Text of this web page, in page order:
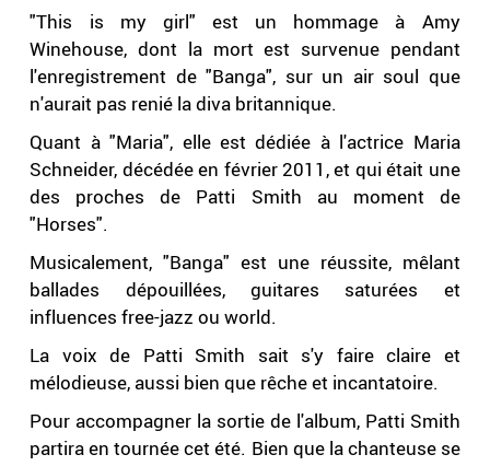
"This is my girl" est un hommage à Amy
Winehouse, dont la mort est survenue pendant
l'enregistrement de "Banga", sur un air soul que
n'aurait pas renié la diva britannique.
Quant à "Maria", elle est dédiée à l'actrice Maria
Schneider, décédée en février 2011, et qui était une
des proches de Patti Smith au moment de
"Horses".
Musicalement, "Banga" est une réussite, mêlant
ballades dépouillées, guitares saturées et
influences free-jazz ou world.
La voix de Patti Smith sait s'y faire claire et
mélodieuse, aussi bien que rêche et incantatoire.
Pour accompagner la sortie de l'album, Patti Smith
partira en tournée cet été. Bien que la chanteuse se